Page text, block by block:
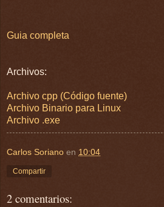
Guia completa
Archivos:
Archivo cpp (Código fuente)
Archivo Binario para Linux
Archivo .exe
Carlos Soriano en 10:04
Compartir
2 comentarios: